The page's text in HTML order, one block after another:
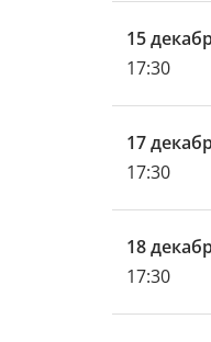
15
17:30
17
17:30
18
17:30